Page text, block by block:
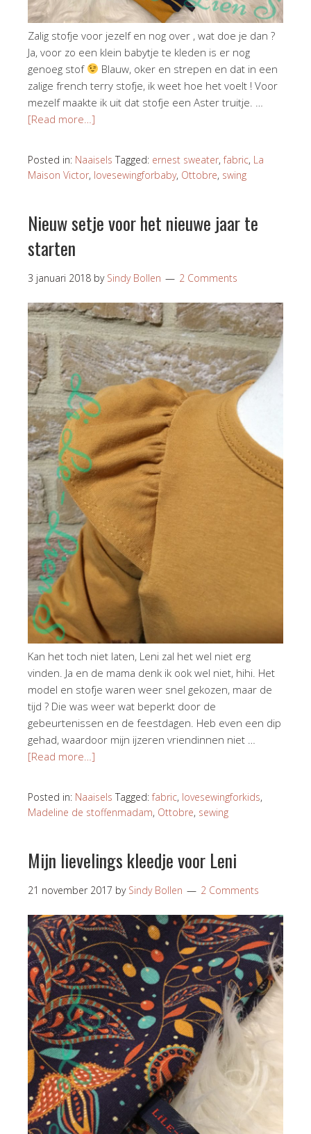
Zalig stofje voor jezelf en nog over , wat doe je dan ?
Ja, voor zo een klein babytje te kleden is er nog
genoeg stof
Blauw, oker en strepen en dat in een
zalige french terry stofje, ik weet hoe het voelt ! Voor
mezelf maakte ik uit dat stofje een Aster truitje. …
[Read more…]
Posted in: Naaisels Tagged: ernest sweater,fabric, La
Maison Victor, lovesewingforbaby, Ottobre, swing
Nieuw setje voor het nieuwe jaar te
starten
3 januari 2018 by Sindy Bollen 2 Comments
Kan het toch niet laten, Leni zal het wel niet erg
vinden. Ja en de mama denk ik ook wel niet, hihi. Het
model en stofje waren weer snel gekozen, maar de
tijd ? Die was weer wat beperkt door de
gebeurtenissen en de feestdagen. Heb even een dip
gehad, waardoor mijn ijzeren vriendinnen niet …
[Read more…]
Posted in: Naaisels Tagged:fabric, lovesewingforkids,
Madeline de stoffenmadam, Ottobre, sewing
Mijn lievelings kleedje voor Leni
21 november 2017 by Sindy Bollen 2 Comments